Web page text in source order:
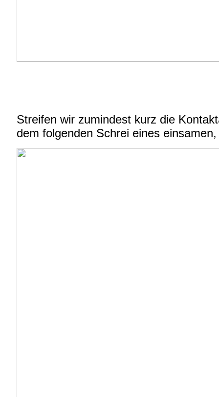
Streifen wir zumindest kurz die
dem folgenden Schrei eines